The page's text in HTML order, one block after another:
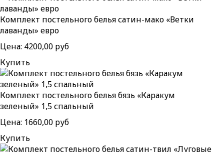
Комплект постельного белья сатин-мако «Ветки
лаванды» евро
Цена: 4200,00 руб
Купить
Комплект постельного белья бязь «Каракум
зеленый» 1,5 спальный
Цена: 1660,00 руб
Купить